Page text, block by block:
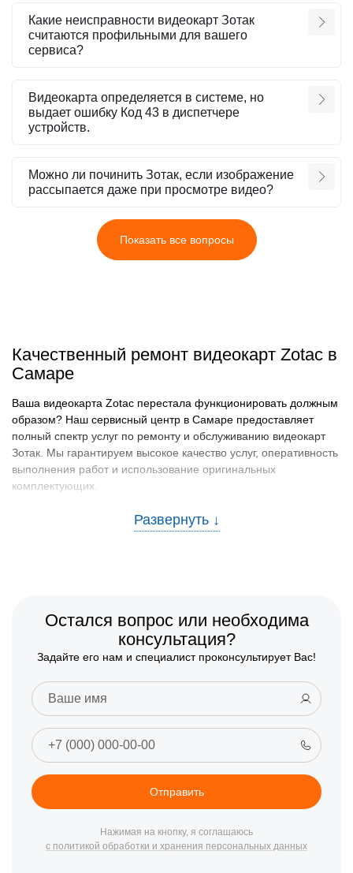
Какие неисправности видеокарт Зотак
считаются профильными для вашего
сервиса?
Видеокарта определяется в системе, но
выдает ошибку Код 43 в диспетчере
устройств.
Можно ли починить Зотак, если изображение
рассыпается даже при просмотре видео?
Показать все вопросы
Качественный ремонт видеокарт Zotac в
Самаре
Ваша видеокарта Zotac перестала функционировать должным
образом? Наш сервисный центр в Самаре предоставляет
полный спектр услуг по ремонту и обслуживанию видеокарт
Зотак. Мы гарантируем высокое качество услуг, оперативность
выполнения работ и использование оригинальных
комплектующих.
Преимущества нашего сервиса
работы.
Современное оборудование:Мы используем
передовые технологии и инструменты для диагностики и
Гарантия на услуги:
Все виды работ сопровождаются
Спектр услуг по ремонту Зотак
Мы предлагаем широкий спектр услуг, включая:
Диагностика неисправностей:
устанавливаем причину поломки.
оригинальные запчасти Zotac для замены.
Остался вопрос или необходима
консультация?
Задайте его нам и специалист проконсультирует Вас!
Отправить
Нажимая на кнопку, я соглашаюсь
с политикой обработки и хранения персональных данных